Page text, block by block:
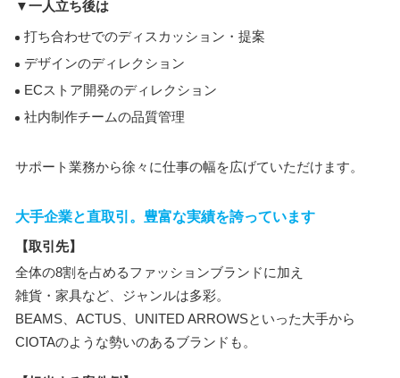
▼一人立ち後は
打ち合わせでのディスカッション・提案
デザインのディレクション
ECストア開発のディレクション
社内制作チームの品質管理
サポート業務から徐々に仕事の幅を広げていただけます。
大手企業と直取引。豊富な実績を誇っています
【取引先】
全体の8割を占めるファッションブランドに加え
雑貨・家具など、ジャンルは多彩。
BEAMS、ACTUS、UNITED ARROWSといった大手から
CIOTAのような勢いのあるブランドも。